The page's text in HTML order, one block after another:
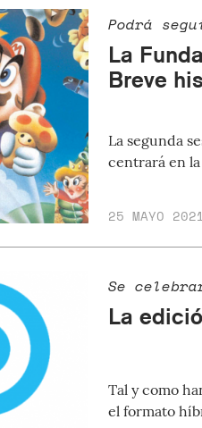
Podrá
La
Breve
La segunda
centrará en la
25 MAYO
Se
La
Tal y como
el formato